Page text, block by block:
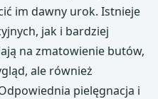
im dawny urok. Istnieje
jak i bardziej
na zmatowienie butów,
ale również
pielęgnacja i